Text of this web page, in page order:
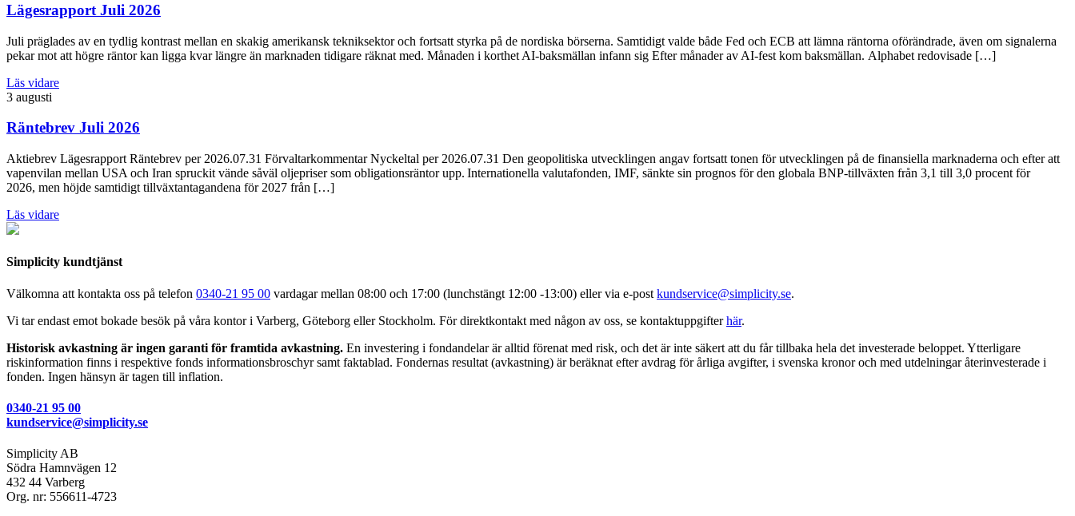
Lägesrapport Juli 2026
Juli präglades av en tydlig kontrast mellan en skakig amerikansk tekniksektor och fortsatt styrka på de nordiska börserna. Samtidigt valde både Fed och ECB att lämna räntorna oförändrade, även om signalerna
pekar mot att högre räntor kan ligga kvar längre än marknaden tidigare räknat med. Månaden i korthet AI-baksmällan infann sig Efter månader av AI-fest kom baksmällan. Alphabet redovisade […]
Läs vidare
3 augusti
Räntebrev Juli 2026
Aktiebrev Lägesrapport Räntebrev per 2026.07.31 Förvaltarkommentar Nyckeltal per 2026.07.31 Den geopolitiska utvecklingen angav fortsatt tonen för utvecklingen på de finansiella marknaderna och efter att
vapenvilan mellan USA och Iran spruckit vände såväl oljepriser som obligationsräntor upp. Internationella valutafonden, IMF, sänkte sin prognos för den globala BNP-tillväxten från 3,1 till 3,0 procent för
2026, men höjde samtidigt tillväxtantagandena för 2027 från […]
Läs vidare
Simplicity kundtjänst
Välkomna att kontakta oss på telefon 0340-21 95 00 vardagar mellan 08:00 och 17:00 (lunchstängt 12:00 -13:00) eller via e-post kundservice@simplicity.se.
Vi tar endast emot bokade besök på våra kontor i Varberg, Göteborg eller Stockholm. För direktkontakt med någon av oss, se kontaktuppgifterhär.
Historisk avkastning är ingen garanti för framtida avkastning. En investering i fondandelar är alltid förenat med risk, och det är inte säkert att du får tillbaka hela det investerade beloppet. Ytterligare
riskinformation finns i respektive fonds informationsbroschyr samt faktablad. Fondernas resultat (avkastning) är beräknat efter avdrag för årliga avgifter, i svenska kronor och med utdelningar återinvesterade i
fonden. Ingen hänsyn är tagen till inflation.
0340-21 95 00
kundservice@simplicity.se
Simplicity AB
Södra Hamnvägen 12
432 44 Varberg
Org. nr: 556611-4723